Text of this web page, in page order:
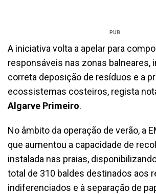
PUB
A iniciativa volta a apelar para
responsáveis nas zonas balneares,
correta deposição de resíduos e a
ecossistemas costeiros, regista
Algarve Primeiro.
No âmbito da operação de verão, a
que aumentou a capacidade de
instalada nas praias,
total de 310 baldes destinados aos
indiferenciados e à separação de